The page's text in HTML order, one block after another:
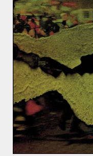
pour la République
raison et de lucidité,
commun positif et
les décolonisations
toujours nourrie par
entravent tout débat
conclut sur une note
chapitres les plus
Bastien
Notes :